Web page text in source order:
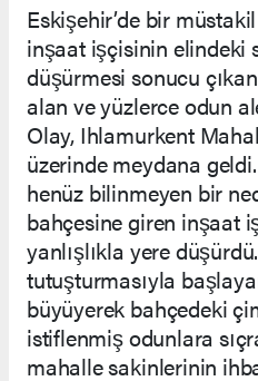
Eskişehir’de bir
inşaat işçisinin elindeki
düşürmesi sonucu
alan ve yüzlerce odun
Olay, Ihlamurkent
üzerinde meydana
henüz bilinmeyen bir
bahçesine giren inşaat
yanlışlıkla yere
tutuşturmasıyla
büyüyerek bahçedeki
istiflenmiş odunlara
mahalle sakinlerinin